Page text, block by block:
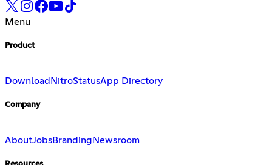
Menu
Product
Download NitroStatusApp Directory
Company
AboutJobsBranding Newsroom